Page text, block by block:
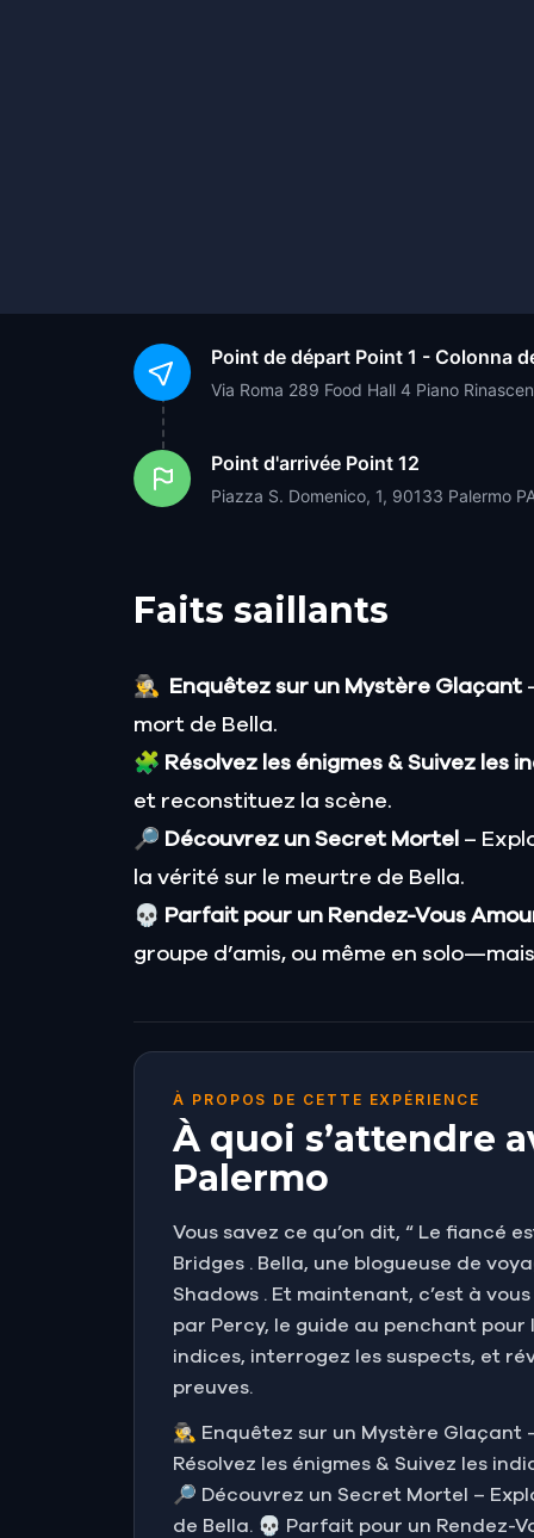
Point de départ Point 1 - Colonna
Via Roma 289 Food Hall 4 Piano
Point d'arrivée Point 12
Piazza S. Domenico, 1, 90133 Palermo
Faits saillants
🕵️‍♂️ Enquêtez sur un Mystère Glaçant
mort de Bella.
🧩 Résolvez les énigmes & Suivez les
et reconstituez la scène.
🔎 Découvrez un Secret Mortel –
la vérité sur le meurtre de Bella.
💀 Parfait pour un Rendez-Vous
groupe d’amis, ou même en
À PROPOS DE CETTE EXPÉRIENCE
À quoi s’attendre
Palermo
Vous savez ce qu’on dit, “ Le fiancé
Bridges . Bella, une blogueuse de
Shadows . Et maintenant, c’est à
par Percy, le guide au penchant pour
indices, interrogez les suspects, et
preuves.
🕵️‍♂️ Enquêtez sur un Mystère Glaçant
Résolvez les énigmes & Suivez les
🔎 Découvrez un Secret Mortel –
de Bella. 💀 Parfait pour un Rendez-